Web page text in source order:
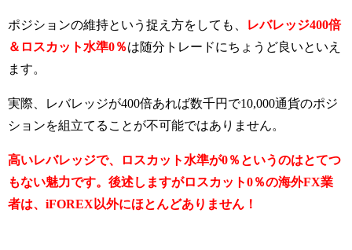
ポジションの維持という捉え方をしても、
レバレッジ400倍
＆ロスカット水準0％は随分トレードにちょうど良いといえ
ます。
実際、レバレッジが400倍あれば数千円で10,000通貨のポジ
ションを組立てることが不可能ではありません。
高いレバレッジで、ロスカット水準が0％というのはとてつ
もない魅力です。後述しますがロスカット0％の海外FX業
者は、iFOREX以外にほとんどありません！